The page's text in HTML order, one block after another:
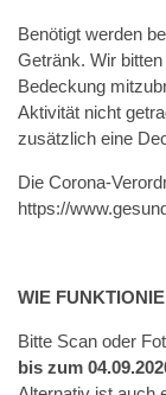
Benötigt werden
Getränk. Wir
Bedeckung
Aktivität nicht
zusätzlich eine
Die Corona-
https://
WIE
Bitte Scan oder
bis zum